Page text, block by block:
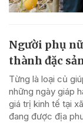
Người phụ
thành đặc
Từng là loại củ
những ngày giáp
giá trị kinh tế tại
đang được địa